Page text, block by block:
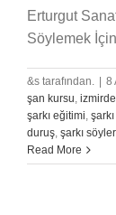
Erturgut
Söylemek
&s tarafından. 8
şan kursu,
şarkı eğitimi,
duruş, şarkı
Read More